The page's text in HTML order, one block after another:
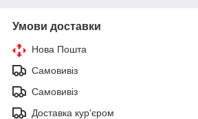
Умови доставки
Нова Пошта
Самовивіз
Самовивіз
Доставка кур'єром